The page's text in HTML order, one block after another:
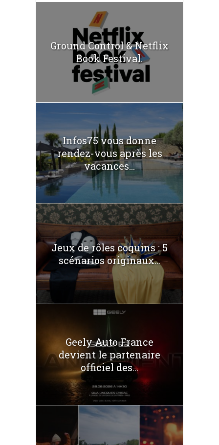
Ground Control & Netflix
Book Festival.
Infos75 vous donne
rendez-vous après les
vacances...
Jeux de rôles coquins : 5
scénarios originaux...
Geely Auto France
devient le partenaire
officiel des...